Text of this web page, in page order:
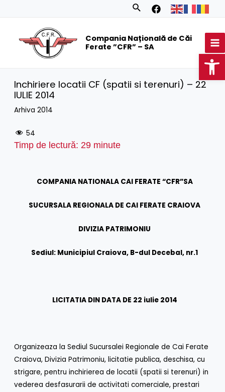
Search
Compania Națională de Căi
Ferate ”CFR” – SA
Inchiriere locatii CF (spatii si terenuri) – 22
IULIE 2014
Arhiva 2014
54
Timp de lectură: 29 minute
COMPANIA NATIONALA CAI FERATE “CFR”SA
SUCURSALA REGIONALA DE CAI FERATE CRAIOVA
DIVIZIA PATRIMONIU
Sediul: Municipiul Craiova, B-dul Decebal, nr.1
LICITATIA DIN DATA DE 22 iulie 2014
Organizeaza la Sediul Sucursalei Regionale de Cai Ferate
Craiova, Divizia Patrimoniu, licitatie publica, deschisa, cu
strigare, pentru inchirierea de locatii (spatii si terenuri) in
vederea desfasurarii de activitati comerciale, prestari